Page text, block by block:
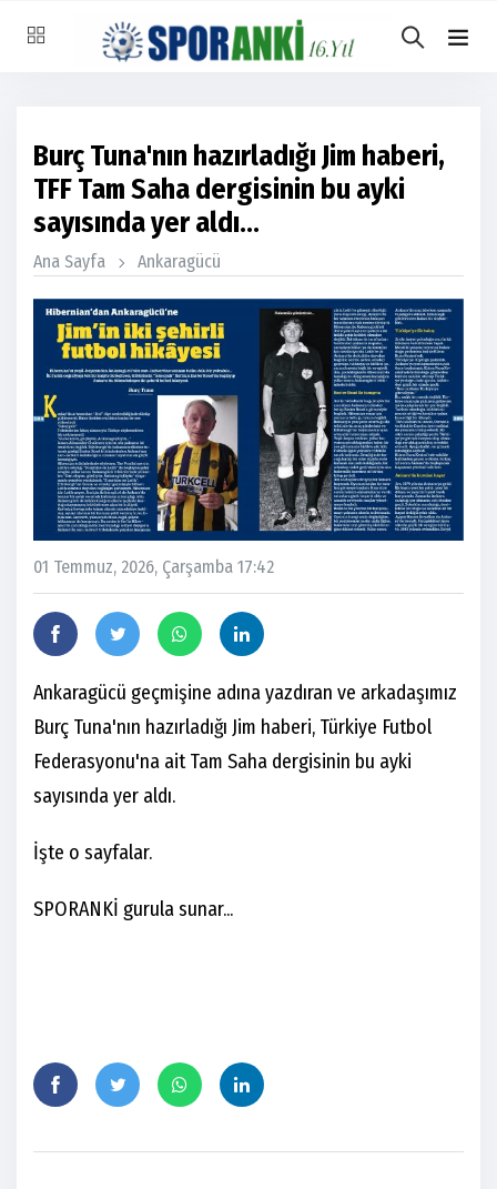
Burç Tuna'nın hazırladığı Jim haberi,
TFF Tam Saha dergisinin bu ayki
sayısında yer aldı...
Ana Sayfa Ankaragücü
01 Temmuz, 2026, Çarşamba 17:42
Ankaragücü geçmişine adına yazdıran ve arkadaşımız
Burç Tuna'nın hazırladığı Jim haberi, Türkiye Futbol
Federasyonu'na ait Tam Saha dergisinin bu ayki
sayısında yer aldı.
İşte o sayfalar.
SPORANKİ gurula sunar...